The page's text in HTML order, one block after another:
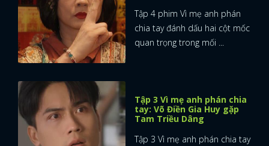
Tập 4 phim Vì mẹ anh phán
chia tay đánh dấu hai cột mốc
quan trọng trong mối ...
Tập 3 Vì mẹ anh phán chia
tay: Võ Điền Gia Huy gặp
Tam Triều Dâng
Tập 3 Vì mẹ anh phán chia tay